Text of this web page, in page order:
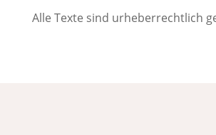
Alle Texte sind urheberrechtlich